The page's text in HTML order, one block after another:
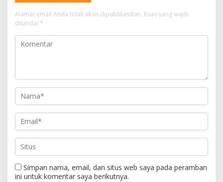
Alamat email Anda tidak akan dipublikasikan. Ruas yang wajib
ditandai *
Simpan nama, email, dan situs web saya pada peramban
ini untuk komentar saya berikutnya.